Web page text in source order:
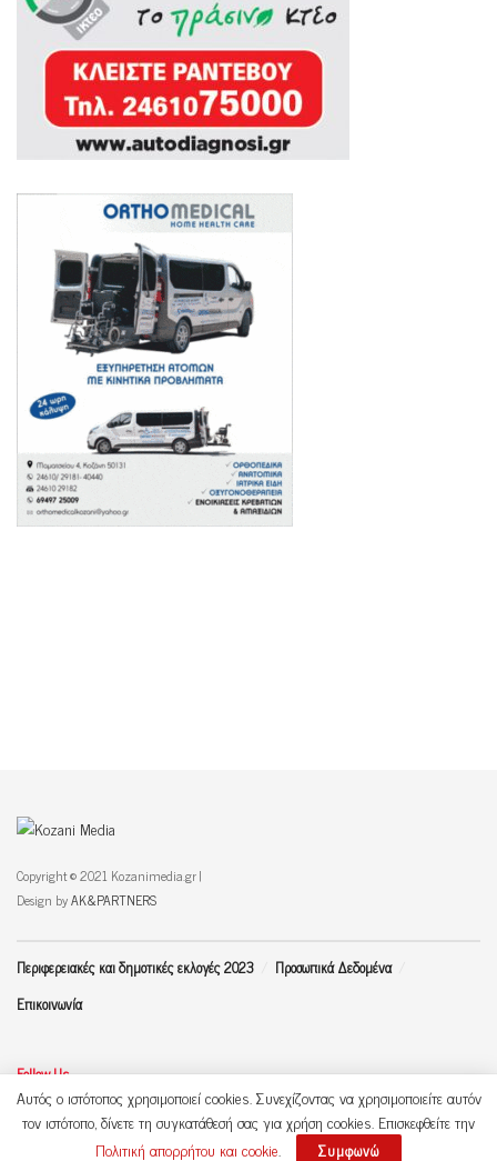
Copyright © 2021 Kozanimedia.gr |
Design byAK&PARTNERS
Περιφερειακές και δημοτικές εκλογές 2023
Προσωπικά Δεδομένα
Επικοινωνία
Follow Us
Αυτός ο ιστότοπος χρησιμοποιεί cookies. Συνεχίζοντας να χρησιμοποιείτε αυτόν
τον ιστότοπο, δίνετε τη συγκατάθεσή σας για χρήση cookies. Επισκεφθείτε την
Πολιτική απορρήτου και cookie. Συμφωνώ